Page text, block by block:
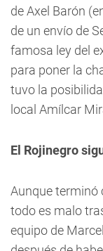
de Axel Barón
de un envío de
famosa ley del
para poner la
tuvo la
local Amílcar
El Rojinegro
Aunque terminó
todo es malo
equipo de